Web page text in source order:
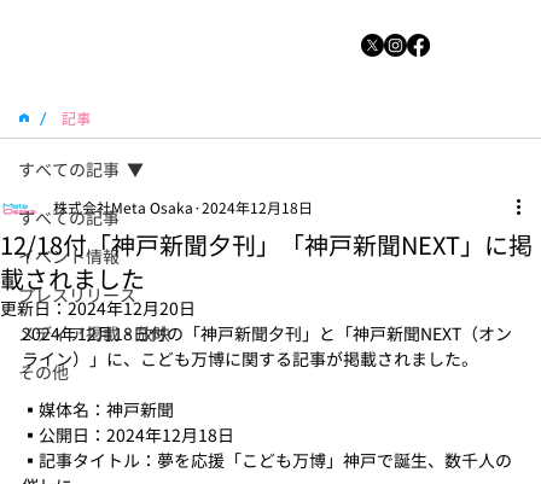
/ 記事
すべての記事
イベント情報
プレスリリース
メディア掲載・放映
その他
すべての記事
12/18付「神戸新聞夕刊」「神戸新聞NEXT」に掲
載されました
株式会社Meta Osaka 2024年12月18日
更新日：2024年12月20日
2024年12月18日付の「神戸新聞夕刊」と「神戸新聞NEXT（オン
ライン）」に、こども万博に関する記事が掲載されました。
▪️媒体名：神戸新聞
▪️公開日：2024年12月18日
▪️記事タイトル：夢を応援「こども万博」神戸で誕生、数千人の